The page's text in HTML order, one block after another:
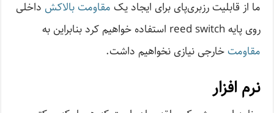
ما از قابلیت رزبری‌پای برای ایجاد یک مقاومت بالاکش داخلی
روی پایه reed switch استفاده خواهیم کرد بنابراین به
مقاومت خارجی نیازی نخواهیم داشت.
نرم افزار